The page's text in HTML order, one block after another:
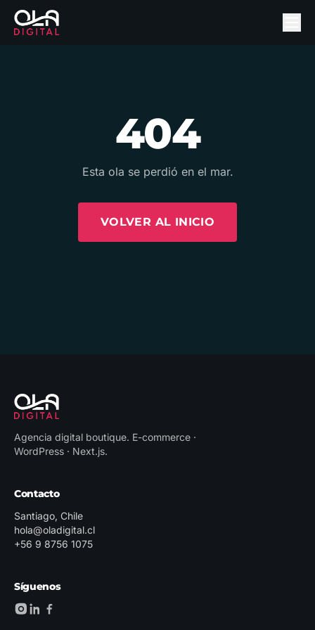
404
Esta ola se perdió en el mar.
VOLVER AL INICIO
Agencia digital boutique. E-commerce ·
WordPress · Next.js.
Contacto
Santiago, Chile
hola@oladigital.cl
+56 9 8756 1075
Síguenos